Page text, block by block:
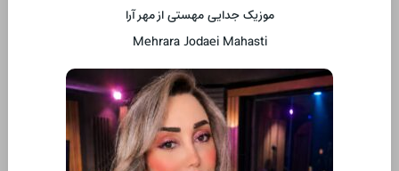
موزیک جدایی مهستی از مهر آرا
Mehrara Jodaei Mahasti